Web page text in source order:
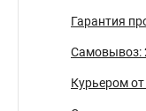
Гарантия
Самовывоз:
Курьером